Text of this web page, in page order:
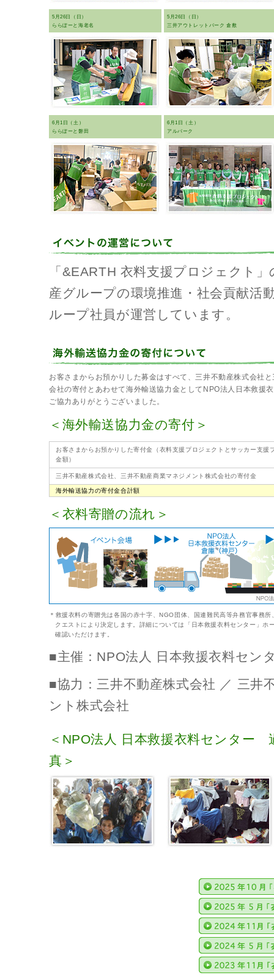
5月26日（日）
ららぽーと海老名
5月26日（日）
三井アウトレットパーク 倉敷
6月1日（土）
ららぽーと磐田
6月1日（土）
アルパーク
「&EARTH 衣料支援プロジェクト
産グループの環境推進・社会貢献活
ループ社員が運営しています。
お客さまからお預かりした募金はすべて、三井不動産株式会社
会社の寄付とあわせて海外輸送協力金としてNPO法人日本救援
ご協力ありがとうございました。
＜海外輸送協力金の寄付＞
お客さまからお預かりした寄付金（衣料支援プロジェクトとサッカー支援
金額）
三井不動産株式会社、三井不動産商業マネジメント株式会社の寄付金
海外輸送協力の寄付金合計額
＜衣料寄贈の流れ＞
＊救援衣料の寄贈先は各国の赤十字、NGO団体、国連難民高等弁務官事務
クエストにより決定します。詳細については「日本救援衣料センター」ホ
確認いただけます。
■主催：NPO法人 日本救援衣料セン
■協力：三井不動産株式会社 ／ 三井
ント株式会社
＜NPO法人 日本救援衣料センター
真＞